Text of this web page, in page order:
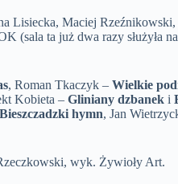
Maciej
(sala ta już dwa razy
, Roman Tkaczyk – Wielkie
Kobieta – Gliniany dzbanek i
Bieszczadzki hymn, Jan
wyk. Żywioły Art.